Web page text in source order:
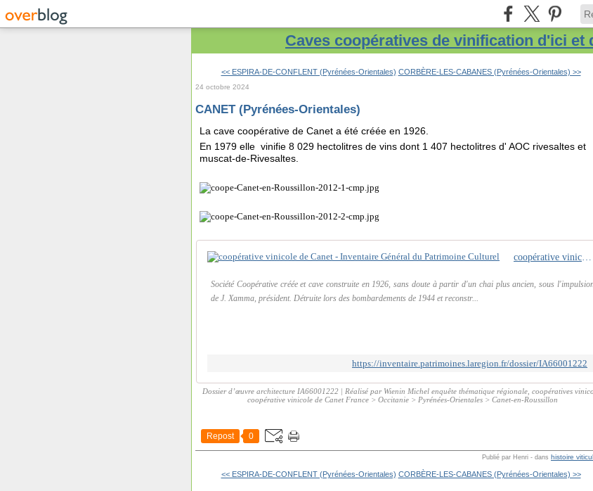
Caves coopératives de vinification d'ici et
<< ESPIRA-DE-CONFLENT (Pyrénées-Orientales) CORBÈRE-LES-CABANES (Pyrénées-Orientales) >>
24 octobre 2024
CANET (Pyrénées-Orientales)
La cave coopérative de Canet a été créée en 1926.
En 1979 elle vinifie 8 029 hectolitres de vins dont 1 407 hectolitres d' AOC rivesaltes et
muscat-de-Rivesaltes.
Société Coopérative créée et cave construite en 1926, sans doute à partir d'un chai plus ancien, sous
de J. Xamma, président. Détruite lors des bombardements de 1944 et reconstr...
https://inventaire.patrimoines.laregion.fr/dossier/IA66001222
Dossier d’œuvre architecture IA66001222 | Réalisé par Wienin Michel enquête thématique régionale, coopératives
coopérative vinicole de Canet France > Occitanie > Pyrénées-Orientales > Canet-en-Roussillon
Repost 0
Publié par Henri - dans histoire
<< ESPIRA-DE-CONFLENT (Pyrénées-Orientales) CORBÈRE-LES-CABANES (Pyrénées-Orientales) >>